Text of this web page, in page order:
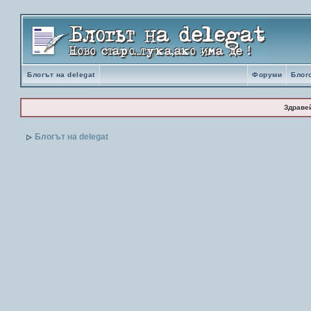
Блогът на delegat Форуми
Блогът на delegat